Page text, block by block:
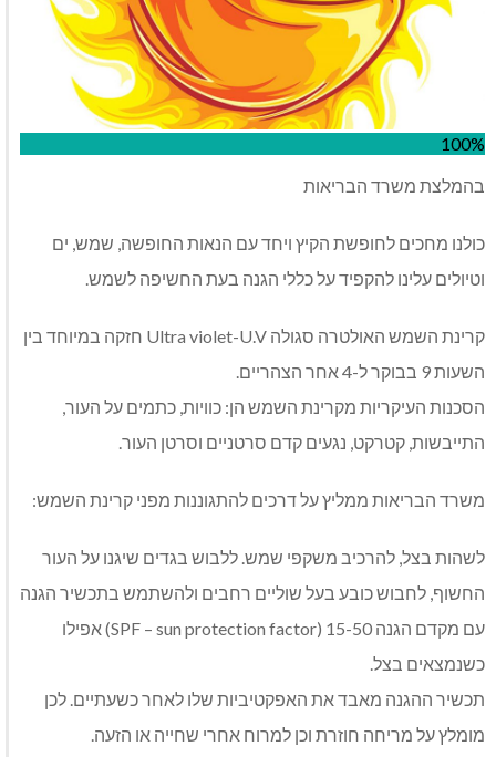
100%
בהמלצת משרד הבריאות
כולנו מחכים לחופשת הקיץ ויחד עם הנאות החופשה, שמש, ים
וטיולים עלינו להקפיד על כללי הגנה בעת החשיפה לשמש.
קרינת השמש האולטרה סגולה Ultra violet-U.V חזקה במיוחד בין
השעות 9 בבוקר ל-4 אחר הצהריים.
הסכנות העיקריות מקרינת השמש הן: כוויות, כתמים על העור,
התייבשות, קטרקט, נגעים קדם סרטניים וסרטן העור.
משרד הבריאות ממליץ על דרכים להתגוננות מפני קרינת השמש:
לשהות בצל, להרכיב משקפי שמש. ללבוש בגדים שיגנו על העור
החשוף, לחבוש כובע בעל שוליים רחבים ולהשתמש בתכשיר הגנה
עם מקדם הגנה 15-50 (SPF – sun protection factor) אפילו
כשנמצאים בצל.
תכשיר ההגנה מאבד את האפקטיביות שלו לאחר כשעתיים. לכן
מומלץ על מריחה חוזרת וכן למרוח אחרי שחייה או הזעה.